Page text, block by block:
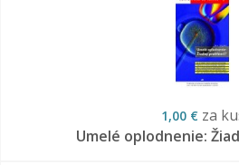
1,00 € za
Umelé oplodnenie: